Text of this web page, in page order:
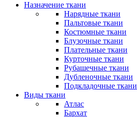
Назначение ткани
Нарядные ткани
Пальтовые ткани
Костюмные ткани
Блузочные ткани
Плательные ткани
Курточные ткани
Рубашечные ткани
Дубленочные ткани
Подкладочные ткани
Виды ткани
Атлас
Бархат